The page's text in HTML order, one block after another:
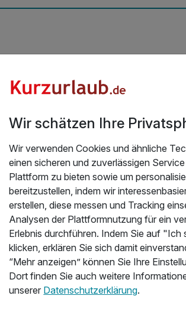
auf den Wörthersee | 3 Nächte
das Sonnendeck lädt zum
Hotel Personal freundlich u
Wir schätzen Ihre
Wir verwenden Cookies und ähnliche
einen sicheren und zuverlässigen
Plattform zu bieten sowie um
bereitzustellen, indem wir
erstellen, diese messen und Tracking
Analysen der Plattformnutzung für ein
Erlebnis durchführen. Indem Sie auf "Ich
klicken, erklären Sie sich damit
“Mehr anzeigen” können Sie Ihre
Dort finden Sie auch weitere
unserer Datenschutzerklärung.